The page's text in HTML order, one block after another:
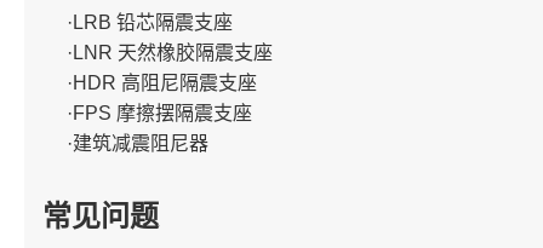
·LRB 铅芯隔震支座
·LNR 天然橡胶隔震支座
·HDR 高阻尼隔震支座
·FPS 摩擦摆隔震支座
·建筑减震阻尼器
常见问题